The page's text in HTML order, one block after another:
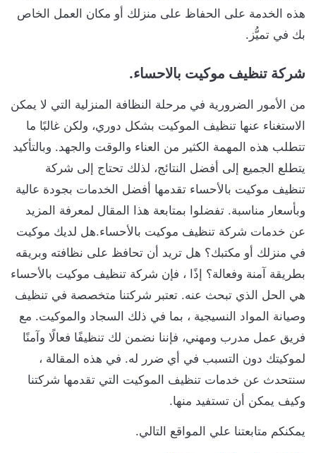
هذه الخدمة على الحفاظ على منزلك أو مكان العمل الخاص
بك في تميُّز.
شركة تنظيف موكيت بالاحساء.
من الأمور الضرورية في مرحلة النظافة المنزلية التي لا يمكن
الاستغناء عنها تنظيف الموكيت بشكل دوري، ولكن غالبًا ما
تتطلب هذه المهمة الكثير من العناء والوقت والجهد. وبالتأكيد
يتطلع الجميع إلى أفضل النتائج، لذلك تحتاج إلى شركة
تنظيف موكيت بالأحساء تقدمها أفضل الخدمات بجودة عالية
وبأسعار مناسبة. تفضلوا بمتابعة هذا المقال لمعرفة المزيد
عن خدمات شركة تنظيف موكيت بالأحساء.هل لديك موكيت
في منزلك أو مكتبك؟ هل تريد أن تحافظ على نظافته وبريقه
بطريقة آمنة وفعالة؟ إذًا ، فإن شركة تنظيف موكيت بالأحساء
هي الحل الذي تبحث عنه. تعتبر شركتنا متخصصة في تنظيف
وصيانة المواد النسيجية ، بما في ذلك السجاد والموكيت. مع
فريق عمل مدرب ومهني، فإننا نضمن لك تنظيفًا فعالًا وآمنًا
لموكيتك دون التسبب في أي ضرر له. في هذه المقالة ،
سنتحدث عن خدمات تنظيف الموكيت التي تقدمها شركتنا
وكيف يمكن أن تستفيد منها.
يمكنكم متابعتنا علي المواقع التالي.